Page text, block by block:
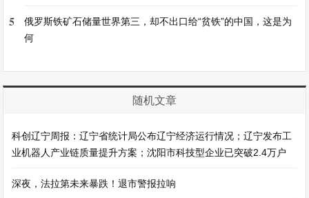
5
俄罗斯铁矿石储量世界第三，却不出口给“贫铁”的中国，这是为
何
随机文章
科创辽宁周报：辽宁省统计局公布辽宁经济运行情况；辽宁发布工
业机器人产业链质量提升方案；沈阳市科技型企业已突破2.4万户
深夜，法拉第未来暴跌！退市警报拉响